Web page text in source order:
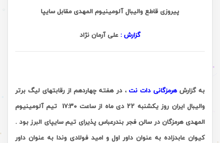
پیروزی قاطع والیبال آلومینیوم المهدی مقابل سایپا
گزارش : علی آرمان نژاد
به گزارشهرمزگانی دات نت ، در هفته چهاردهم از رقابتهای لیگ برتر
والیبال ایران روز یکشنبه 22 دی ماه از ساعت 17:30 تیم آلومینیوم
المهدی هرمزگان در سالن فجر بندرعباس پذیرای تیم سایپای البرز بود .
کیوان عابدزاده به عنوان داور اول و امید فولادی وندا به عنوان داور